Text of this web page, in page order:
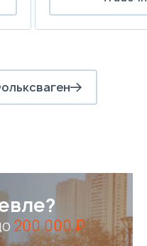
200 000 ₽